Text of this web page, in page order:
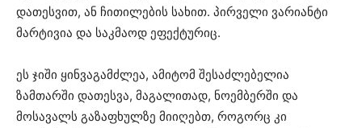
დათესვით, ან ჩითილების სახით. პირველი ვარიანტი
მარტივია და საკმაოდ ეფექტურიც.
ეს ჯიში ყინვაგამძლეა, ამიტომ შესაძლებელია
ზამთარში დათესვა, მაგალითად, ნოემბერში და
მოსავალს გაზაფხულზე მიიღებთ, როგორც კი